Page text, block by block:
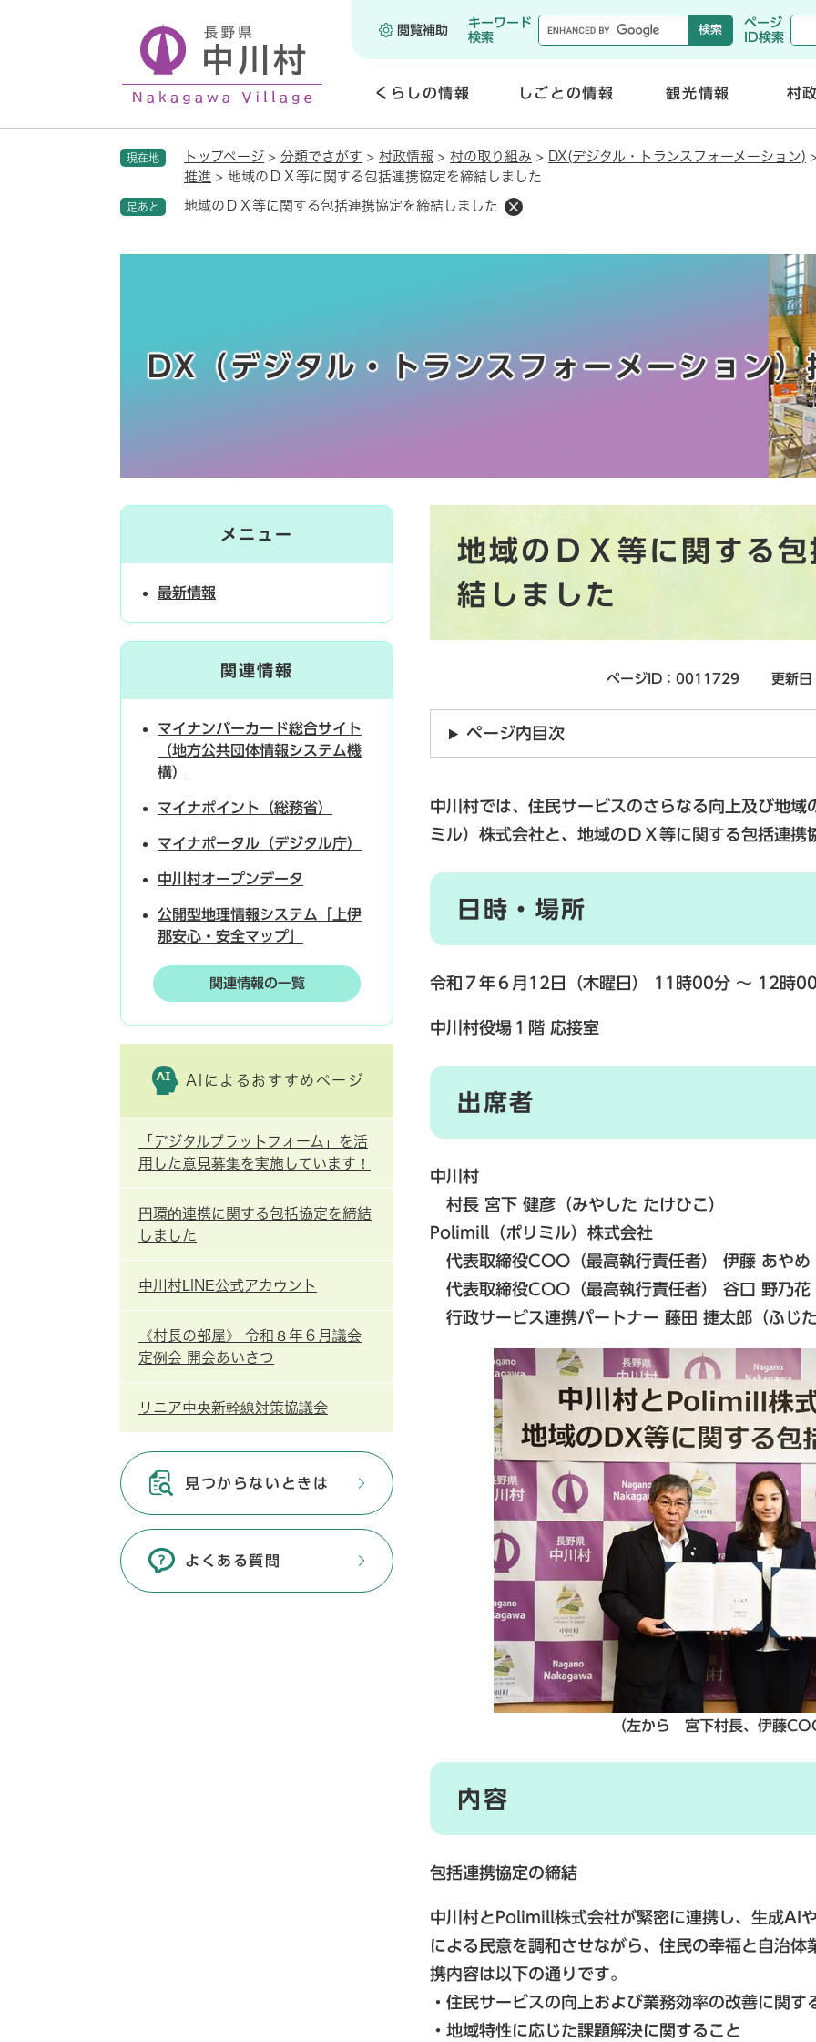
メニューを飛ばして本文へ
閲覧補助
キーワード
検索
ページ
ID検索
くらしの情報
く
しごとの情報
く
観光情報 村
く
現在地 トップページ > 分類でさがす > 村政情報 > 村の取り組み > DX(デジタル・トランスフォーメーション)
推進 > 地域のＤＸ等に関する包括連携協定を締結しました
足あと 地域のＤＸ等に関する包括連携協定を締結しました
DX（デジタル・トランスフォーメーション）
地域のＤＸ等に関する
結しました
ページID：0011729 更新
ページ内目次
中川村では、住民サービスのさらなる向上及び地
ミル）株式会社と、地域のＤＸ等に関する包括連携
日時・場所
令和７年６月12日（木曜日） 11時00分 ～ 12時
中川村役場１階 応接室
出席者
中川村
村長 宮下 健彦（みやした たけひこ）
Polimill（ポリミル）株式会社
代表取締役COO（最高執行責任者） 伊藤 あやめ
代表取締役COO（最高執行責任者） 谷口 野乃花
行政サービス連携パートナー 藤田 捷太郎（ふじ
（左から 宮下村長、伊藤
​内容
包括連携協定の締結
中川村とPolimill株式会社が緊密に連携し、生成AI
による民意を調和させながら、住民の幸福と自治
携内容は以下の通りです。
・住民サービスの向上および業務効率の改善に関す
・地域特性に応じた課題解決に関すること
メニュー
最新情報
関連情報
マイナンバーカード総合サイト
（地方公共団体情報システム機
構）
マイナポイント（総務省）
マイナポータル（デジタル庁）
中川村オープンデータ
公開型地理情報システム「上伊
那安心・安全マップ」
関連情報の一覧
AIによるおすすめページ
「デジタルプラットフォーム」を活
用した意見募集を実施しています！
円環的連携に関する包括協定を締結
しました
中川村LINE公式アカウント
《村長の部屋》 令和８年６月議会
定例会 開会あいさつ
リニア中央新幹線対策協議会
見つからないときは
よくある質問